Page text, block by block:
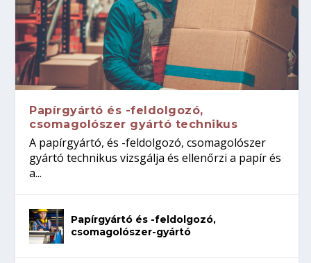
Papírgyártó és -feldolgozó,
csomagolószer gyártó technikus
A papírgyártó, és -feldolgozó, csomagolószer
gyártó technikus vizsgálja és ellenőrzi a papír és
a...
Papírgyártó és -feldolgozó,
csomagolószer-gyártó